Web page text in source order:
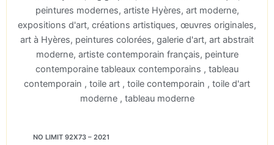
NO LIMIT 92X73 – 2021